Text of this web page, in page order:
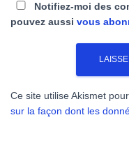
Notifiez-moi des
pouvez aussi vous
Ce site utilise Akismet
sur la façon dont les